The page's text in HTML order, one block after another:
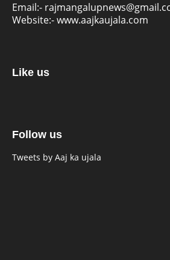
Email:-
Website:-www.aajkaujala.com
Like us
Follow us
Tweets by Aaj ka ujala